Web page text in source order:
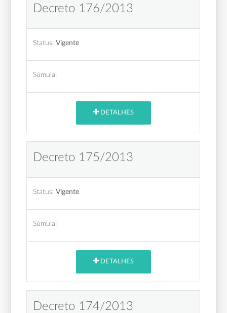
Decreto 176/2013
Status: Vigente
Súmula:
DETALHES
Decreto 175/2013
Status: Vigente
Súmula:
DETALHES
Decreto 174/2013